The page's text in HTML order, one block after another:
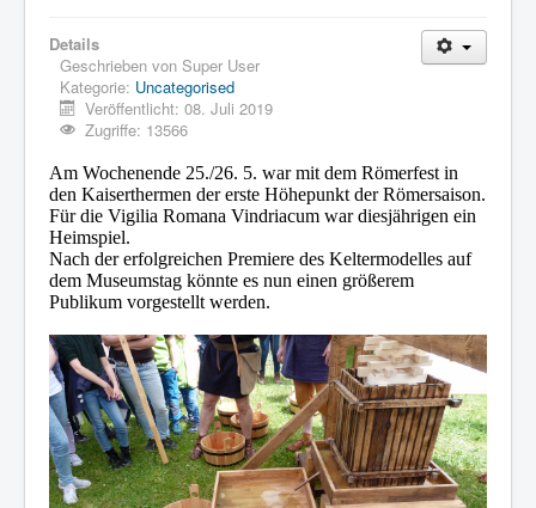
Details
Geschrieben von Super User
Kategorie: Uncategorised
Veröffentlicht: 08. Juli 2019
Zugriffe: 13566
Am Wochenende 25./26. 5. war mit dem Römerfest in
den Kaiserthermen der erste Höhepunkt der Römersaison.
Für die Vigilia Romana Vindriacum war diesjährigen ein
Heimspiel.
Nach der erfolgreichen Premiere des Keltermodelles auf
dem Museumstag könnte es nun einen größerem
Publikum vorgestellt werden.